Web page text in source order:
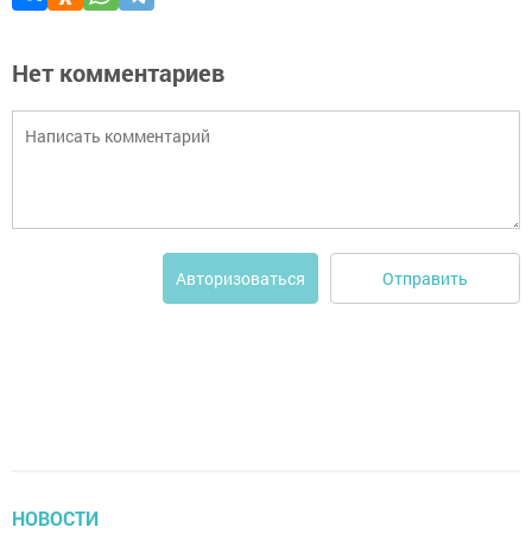
Нет комментариев
Авторизоваться Отправить
НОВОСТИ